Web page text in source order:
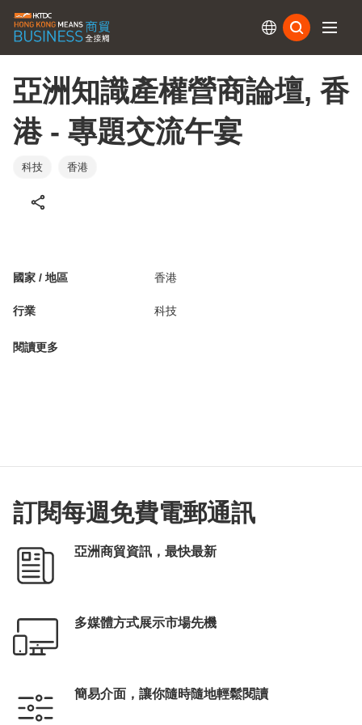
亞洲知識產權營商論壇, 香
港 - 專題交流午宴
科技 香港
國家 / 地區 香港
行業 科技
閱讀更多
訂閱每週免費電郵通訊
亞洲商貿資訊，最快最新
多媒體方式展示市場先機
簡易介面，讓你隨時隨地輕鬆閱讀